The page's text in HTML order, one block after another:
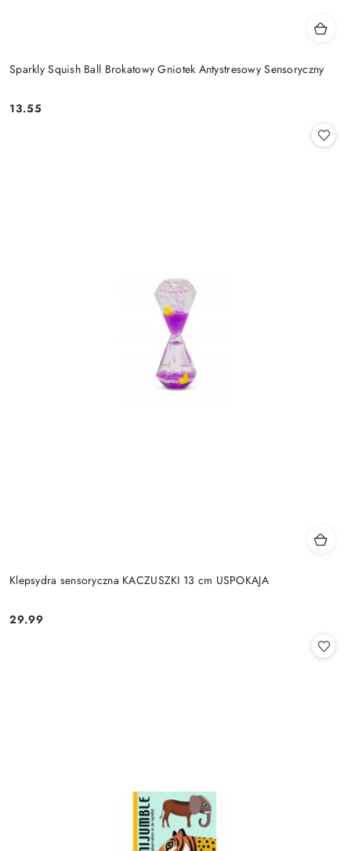
Sparkly Squish Ball Brokatowy Gniotek Antystresowy Sensoryczny
Cena:
13.55
Klepsydra sensoryczna KACZUSZKI 13 cm USPOKAJA
Cena:
29.99